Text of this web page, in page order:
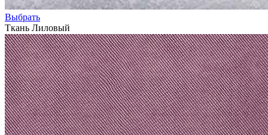
Выбрать
Ткань Лиловый